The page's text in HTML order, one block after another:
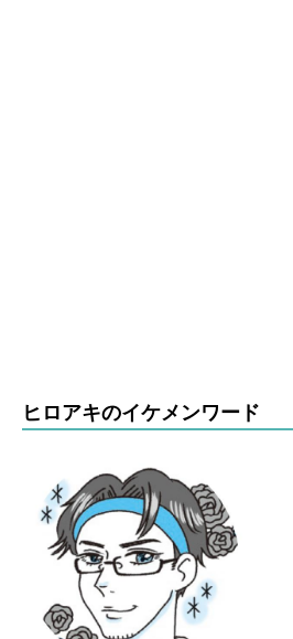
ヒロアキのイケメンワード